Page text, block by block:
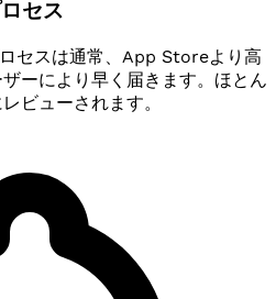
セス
セスは通常、App Storeより高
ーにより早く届きます。ほとん
ビューされます。